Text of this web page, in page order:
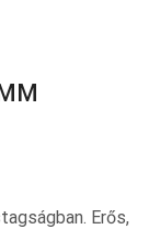
Erős,